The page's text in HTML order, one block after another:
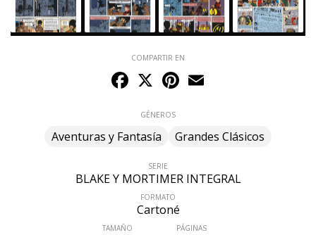
COMPARTIR EN
Facebook
X Pinterest
GÉNEROS
Aventuras y Fantasía Grandes Clásicos
SERIE
BLAKE Y MORTIMER INTEGRAL
FORMATO
Cartoné
TAMAÑO PÁGINAS